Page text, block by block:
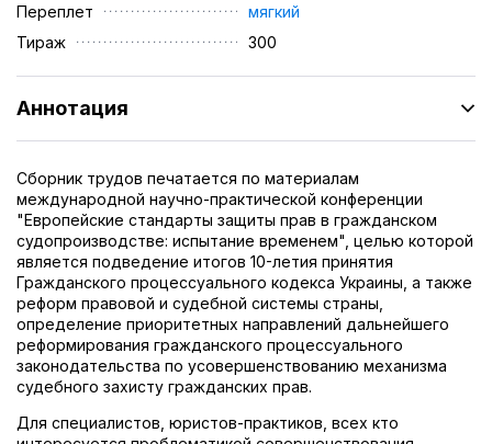
Переплет
мягкий
Тираж
300
Аннотация
Сборник трудов печатается по материалам
международной научно-практической конференции
"Европейские стандарты защиты прав в гражданском
судопроизводстве: испытание временем", целью которой
является подведение итогов 10-летия принятия
Гражданского процессуального кодекса Украины, а также
реформ правовой и судебной системы страны,
определение приоритетных направлений дальнейшего
реформирования гражданского процессуального
законодательства по усовершенствованию механизма
судебного захисту гражданских прав.
Для специалистов, юристов-практиков, всех кто